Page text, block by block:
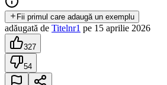
Fii primul care adaugă un exemplu
adăugată de Titelnr1 pe 15 aprilie 2026
327
54